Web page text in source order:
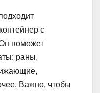
с
поможет
раны,
Важно, чтобы